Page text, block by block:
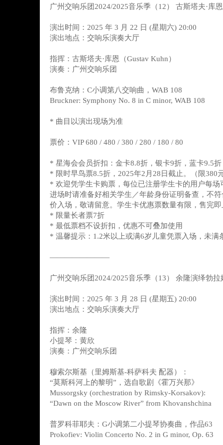
广州交响乐团2024/2025音乐季（12） 古斯塔夫·库
演出时间：2025 年 3 月 22 日 (星期六) 20:00
演出地点：交响乐演奏大厅
指挥：古斯塔夫·库恩（Gustav Kuhn）
演奏：广州交响乐团
布鲁克纳：C小调第八交响曲，WAB 108
Bruckner: Symphony No. 8 in C minor, WAB 108
* 曲目以演出现场为准
票价：VIP 680 / 480 / 380 / 280 / 180 / 80
* 星海会会员折扣：金卡8.8折，银卡9折，蓝卡9.5折
* 限时早鸟票8.5折，2025年2月28日截止。（限380
* 欢迎凭学生卡购票，每位已注册学生卡的用户每场
进场时请准备好相关学生／年龄身份证明备查，不
价入场，敬请留意。学生卡优惠票数量有限，售完即
* 限量长者票7折
* 最低票档不设折扣，优惠不可叠加使用
* 温馨提示：1.2米以上或满6岁儿童凭票入场，未满
————————
广州交响乐团2024/2025音乐季（13） 余隆演绎勃
演出时间：2025 年 3 月 28 日 (星期五) 20:00
演出地点：交响乐演奏大厅
指挥：余隆
小提琴：黄欣
演奏：广州交响乐团
穆索尔斯基（里姆斯基-科萨科夫 配器）：
“莫斯科河上的黎明”，选自歌剧《霍万兴那》
Mussorgsky (orchestration by Rimsky-Korsakov):
“Dawn on the Moscow River” from Khovanshchina
普罗科菲耶夫：G小调第二小提琴协奏曲，作品63
Prokofiev: Violin Concerto No. 2 in G minor, Op. 63